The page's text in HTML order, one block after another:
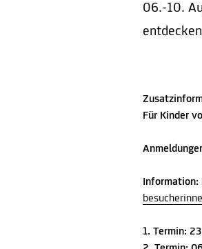
06.-10.
Für Kinder
Information:
1. Termin: